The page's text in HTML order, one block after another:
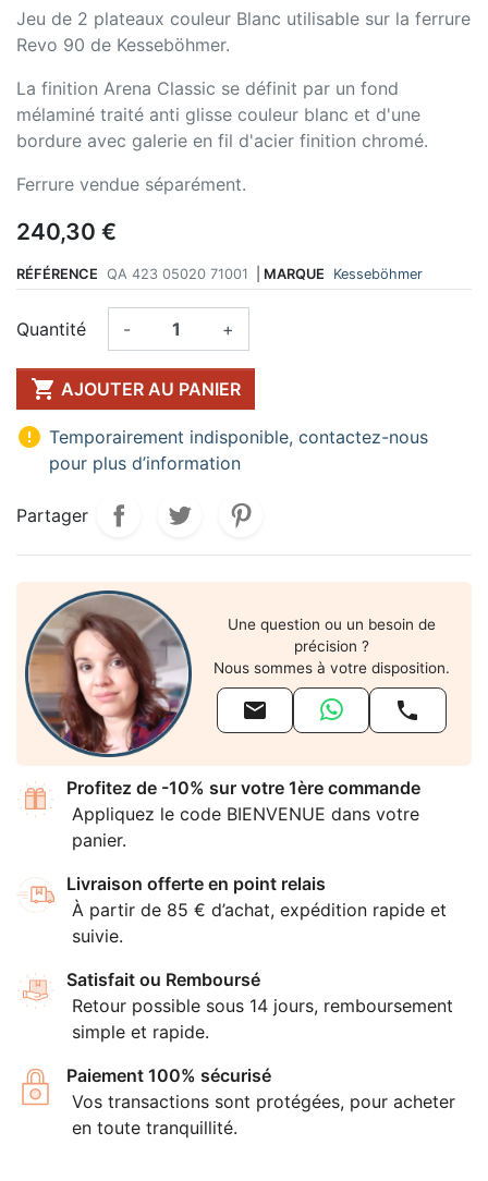
Jeu de 2 plateaux couleur Blanc utilisable sur la ferrure
Revo 90 de Kesseböhmer.
La finition Arena Classic se définit par un fond
mélaminé traité anti glisse couleur blanc et d'une
bordure avec galerie en fil d'acier finition chromé.
Ferrure vendue séparément.
240,30 €
RÉFÉRENCE QA 423 05020 71001 MARQUE Kesseböhmer
Quantité - +
 AJOUTER AU PANIER
 Temporairement indisponible, contactez-nous
pour plus d’information
Partager
Une question ou un besoin de
précision ?
Nous sommes à votre disposition.
 
Profitez de -10% sur votre 1ère commande
Appliquez le code BIENVENUE dans votre
panier.
Livraison offerte en point relais
À partir de 85 € d’achat, expédition rapide et
suivie.
Satisfait ou Remboursé
Retour possible sous 14 jours, remboursement
simple et rapide.
Paiement 100% sécurisé
Vos transactions sont protégées, pour acheter
en toute tranquillité.